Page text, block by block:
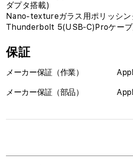
ダプタ搭載)
Nano-textureガラス用ポリッシン
Thunderbolt 5(USB‐C)Proケー
保証
メーカー保証（作業）
メーカー保証（部品）